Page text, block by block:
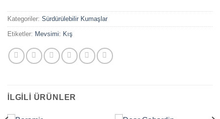
Kategoriler: Sürdürülebilir Kumaşlar
Etiketler: Mevsimi: Kış
İLGILI ÜRÜNLER